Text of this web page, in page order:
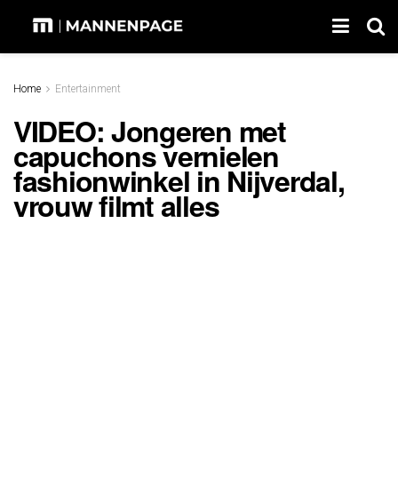
Home Entertainment
VIDEO: Jongeren met
capuchons vernielen
fashionwinkel in Nijverdal,
vrouw filmt alles